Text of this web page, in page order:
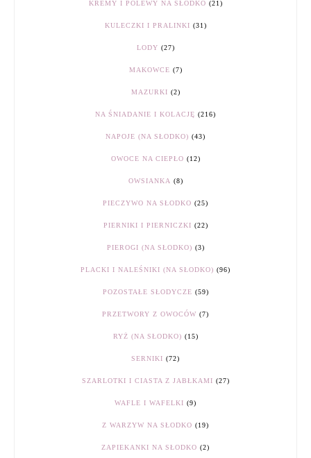
KREMY I POLEWY NA SŁODKO (21)
KULECZKI I PRALINKI (31)
LODY (27)
MAKOWCE (7)
MAZURKI (2)
NA ŚNIADANIE I KOLACJĘ (216)
NAPOJE (NA SŁODKO) (43)
OWOCE NA CIEPŁO (12)
OWSIANKA (8)
PIECZYWO NA SŁODKO (25)
PIERNIKI I PIERNICZKI (22)
PIEROGI (NA SŁODKO) (3)
PLACKI I NALEŚNIKI (NA SŁODKO) (96)
POZOSTAŁE SŁODYCZE (59)
PRZETWORY Z OWOCÓW (7)
RYŻ (NA SŁODKO) (15)
SERNIKI (72)
SZARLOTKI I CIASTA Z JABŁKAMI (27)
WAFLE I WAFELKI (9)
Z WARZYW NA SŁODKO (19)
ZAPIEKANKI NA SŁODKO (2)